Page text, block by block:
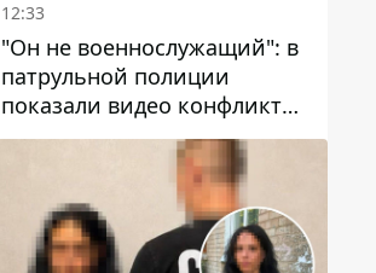
12:33
"Он не военнослужащий": в
патрульной полиции
показали видео конфликта
с мужчиной без ноги на
проспекте Поля в Днепре